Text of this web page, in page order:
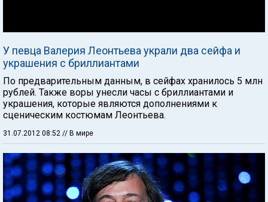
У певца Валерия Леонтьева украли два сейфа и
украшения с бриллиантами
По предварительным данным, в сейфах хранилось 5 млн
рублей. Также воры унесли часы с бриллиантами и
украшения, которые являются дополнениями к
сценическим костюмам Леонтьева.
31.07.2012 08:52 // В мире